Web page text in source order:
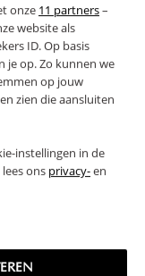
onze 11 partners–
website als
ID. Op basis
je op. Zo kunnen we
op jouw
zien die aansluiten
instellingen in de
ons privacy-en